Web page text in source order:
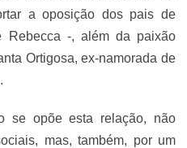
a oposição dos pais de
Rebecca -, além da paixão
Ortigosa, ex-namorada de
se opõe esta relação, não
mas, também, por um